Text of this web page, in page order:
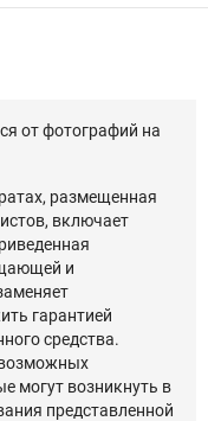
от фотографий на
размещенная
включает
и
гарантией
средства.
могут возникнуть в
представленной